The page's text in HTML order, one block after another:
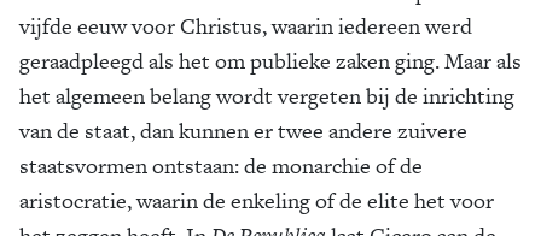
vijfde eeuw voor Christus, waarin iedereen werd
geraadpleegd als het om publieke zaken ging. Maar als
het algemeen belang wordt vergeten bij de inrichting
van de staat, dan kunnen er twee andere zuivere
staatsvormen ontstaan: de monarchie of de
aristocratie, waarin de enkeling of de elite het voor